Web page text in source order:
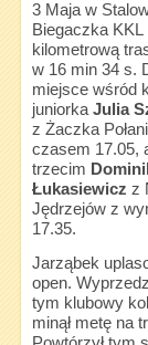
3 Maja w
Biegaczka KKL
kilometrową
w 16 min 34 s.
miejsce wśród
juniorka Julia
z Żaczka
czasem 17.05,
trzecim
Łukasiewicz z
Jędrzejów z
17.35.
Jarząbek
open.
tym klubowy
minął metę na